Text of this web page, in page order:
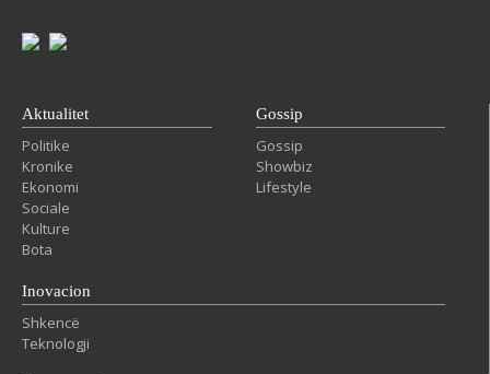
Aktualitet
Politike
Kronike
Ekonomi
Sociale
Kulture
Bota
Gossip
Gossip
Showbiz
Lifestyle
Inovacion
Shkencë
Teknologji